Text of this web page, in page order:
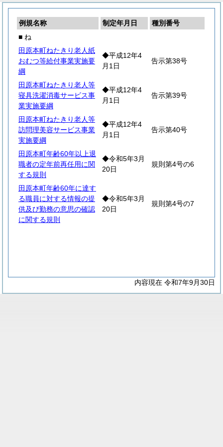
例規名称 制定年月日
種別番号
■ ね
田原本町ねたきり老人紙
おむつ等給付事業実施要
綱
◆平成12年4
月1日
告示第38号
田原本町ねたきり老人等
寝具洗濯消毒サービス事
業実施要綱
◆平成12年4
月1日
告示第39号
田原本町ねたきり老人等
訪問理美容サービス事業
実施要綱
◆平成12年4
月1日
告示第40号
田原本町年齢60年以上退
職者の定年前再任用に関
する規則
◆令和5年3月
20日
規則第4号の6
田原本町年齢60年に達す
る職員に対する情報の提
供及び勤務の意思の確認
に関する規則
◆令和5年3月
20日
規則第4号の7
内容現在 令和7年9月30日